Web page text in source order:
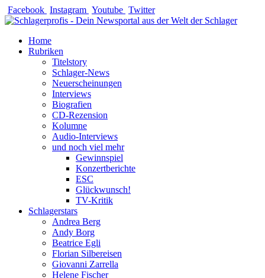
Zum
Inhalt
Facebook Instagram Youtube Twitter
Home
Rubriken
Titelstory
Schlager-News
Neuerscheinungen
Interviews
Biografien
CD-Rezension
Kolumne
Audio-Interviews
und noch viel mehr
Gewinnspiel
Konzertberichte
ESC
Glückwunsch!
TV-Kritik
Schlagerstars
Andrea Berg
Andy Borg
Beatrice Egli
Florian Silbereisen
Giovanni Zarrella
Helene Fischer